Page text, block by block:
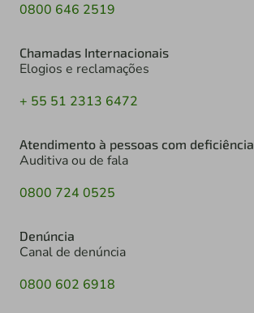
0800 646 2519
Chamadas Internacionais
Elogios e reclamações
+ 55 51 2313 6472
Atendimento à pessoas com deficiência
Auditiva ou de fala
0800 724 0525
Denúncia
Canal de denúncia
0800 602 6918